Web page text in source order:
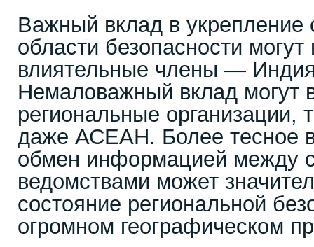
Важный вклад в укрепление
области безопасности
влиятельные члены —
Немаловажный вклад могут
региональные организации,
даже АСЕАН. Более тесное
обмен информацией между
ведомствами может
состояние региональной
огромном географическом